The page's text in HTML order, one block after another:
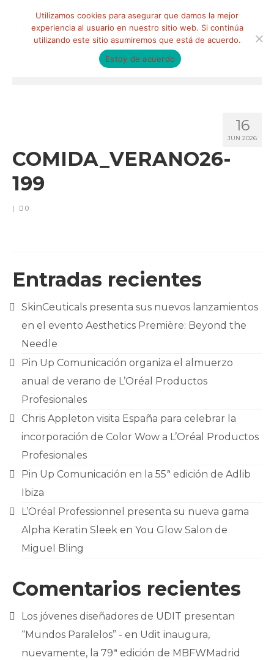
Qué hacemos
CONTACTO
16
JUN 2026
COMIDA_VERANO26-
199
| 0
Entradas recientes
SkinCeuticals presenta sus nuevos lanzamientos
en el evento Aesthetics Première: Beyond the
Needle
Pin Up Comunicación organiza el almuerzo
anual de verano de L’Oréal Productos
Profesionales
Chris Appleton visita España para celebrar la
incorporación de Color Wow a L’Oréal Productos
Profesionales
Pin Up Comunicación en la 55ª edición de Adlib
Ibiza
L’Oréal Professionnel presenta su nueva gama
Alpha Keratin Sleek en You Glow Salon de
Miguel Bling
Comentarios recientes
Los jóvenes diseñadores de UDIT presentan
“Mundos Paralelos” - en Udit inaugura,
nuevamente, la 79ª edición de MBFWMadrid
Utilizamos cookies para asegurar que damos la mejor
experiencia al usuario en nuestro sitio web. Si continúa
utilizando este sitio asumiremos que está de acuerdo.
Estoy de acuerdo